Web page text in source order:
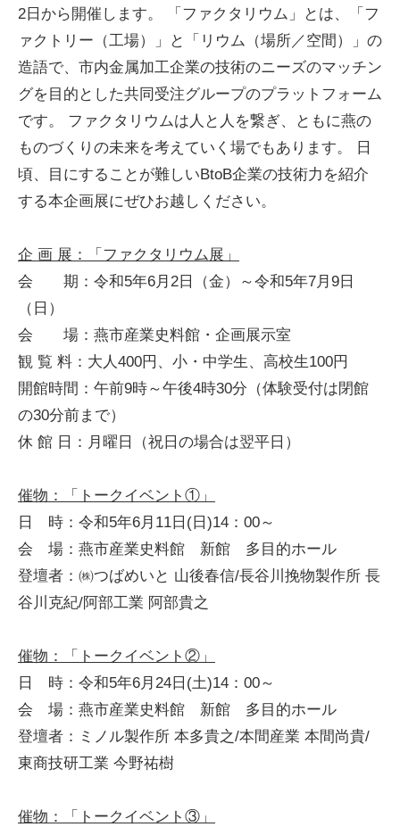
2日から開催します。 「ファクタリウム」とは、「フ
ァクトリー（工場）」と「リウム（場所／空間）」の
造語で、市内金属加工企業の技術のニーズのマッチン
グを目的とした共同受注グループのプラットフォーム
です。 ファクタリウムは人と人を繋ぎ、ともに燕の
ものづくりの未来を考えていく場でもあります。 日
頃、目にすることが難しいBtoB企業の技術力を紹介
する本企画展にぜひお越しください。
企 画 展：「ファクタリウム展」
会 期：令和5年6月2日（金）～令和5年7月9日
（日）
会 場：燕市産業史料館・企画展示室
観 覧 料：大人400円、小・中学生、高校生100円
開館時間：午前9時～午後4時30分（体験受付は閉館
の30分前まで）
休 館 日：月曜日（祝日の場合は翌平日）
催物：「トークイベント①」
日 時：令和5年6月11日(日)14：00～
会 場：燕市産業史料館 新館 多目的ホール
登壇者：㈱つばめいと 山後春信/長谷川挽物製作所 長
谷川克紀/阿部工業 阿部貴之
催物：「トークイベント②」
日 時：令和5年6月24日(土)14：00～
会 場：燕市産業史料館 新館 多目的ホール
登壇者：ミノル製作所 本多貴之/本間産業 本間尚貴/
東商技研工業 今野祐樹
催物：「トークイベント③」